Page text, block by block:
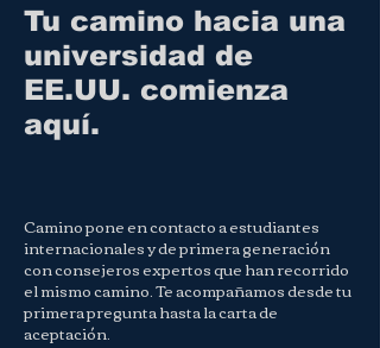
Tu camino hacia una
universidad de
EE.UU. comienza
aquí.
Camino pone en contacto a estudiantes
internacionales y de primera generación
con consejeros expertos que han recorrido
el mismo camino. Te acompañamos desde tu
primera pregunta hasta la carta de
aceptación.